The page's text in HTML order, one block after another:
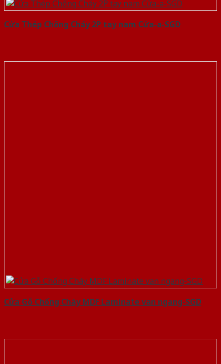
Cửa Thép Chống Cháy 2P tay nam Cửa-a-SGD
Cửa Gỗ Chống Cháy MDF Laminate van ngang-SGD